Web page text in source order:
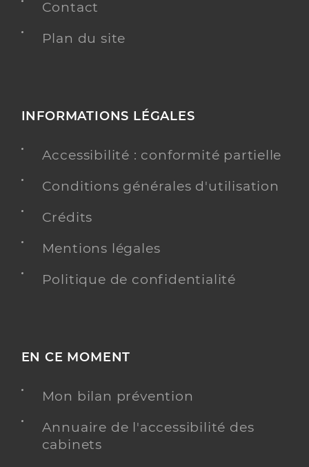
Contact
Plan du site
INFORMATIONS LÉGALES
Accessibilité : conformité partielle
Conditions générales d'utilisation
Crédits
Mentions légales
Politique de confidentialité
EN CE MOMENT
Mon bilan prévention
Annuaire de l'accessibilité des
cabinets